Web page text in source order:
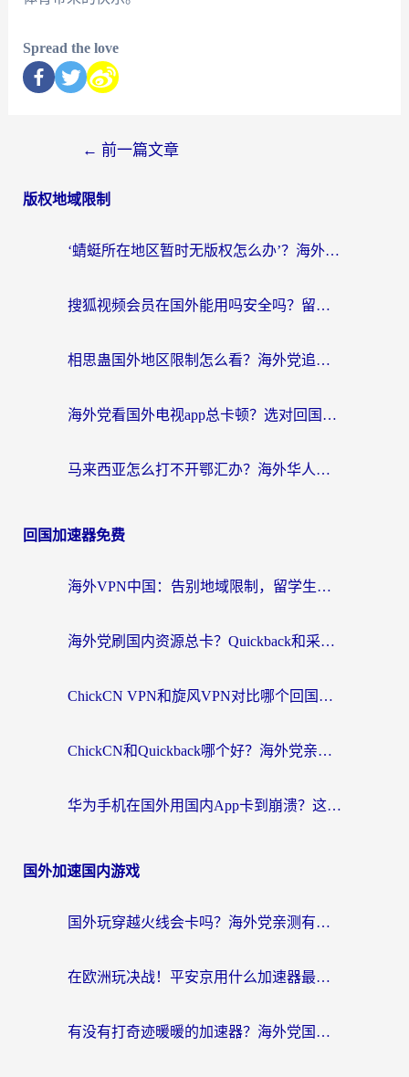
Spread the love
← 前一篇文章
版权地域限制
‘蜻蜓所在地区暂时无版权怎么办’？海外党看国内内容、办国内事的实用指南
搜狐视频会员在国外能用吗安全吗？留学生亲测有效的回国观影解决方案
相思蛊国外地区限制怎么看？海外党追剧听歌的终极解决方案
海外党看国外电视app总卡顿？选对回国加速器，追剧购物两不误
马来西亚怎么打不开鄂汇办？海外华人必备的回国加速指南，解决追剧、办事、阅读难题
回国加速器免费
海外VPN中国：告别地域限制，留学生与华人如何轻松刷国内剧、玩国服？
海外党刷国内资源总卡？Quickback和采集蜂好用吗？这篇指南帮你避坑
ChickCN VPN和旋风VPN对比哪个回国效果更好？海外党亲测实用指南
ChickCN和Quickback哪个好？海外党亲测回国加速器，轻松解锁国内资源（附避坑指南）
华为手机在国外用国内App卡到崩溃？这篇加速器指南帮你无缝刷剧打游戏
国外加速国内游戏
国外玩穿越火线会卡吗？海外党亲测有效的国服游戏加速指南
在欧洲玩决战！平安京用什么加速器最好用？2026实测有效的国服游戏加速指南
有没有打奇迹暖暖的加速器？海外党国服游戏畅玩不卡顿的秘密